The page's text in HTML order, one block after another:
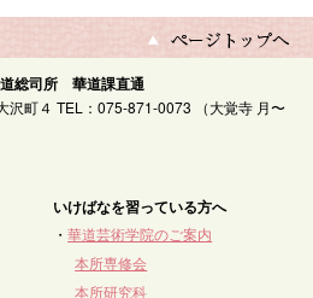
総司所 華道課直通
沢町４ TEL：075-871-0073 （大覚寺 月〜
いけばなを習っている方へ
・華道芸術学院のご案内
本所専修会
本所研究科